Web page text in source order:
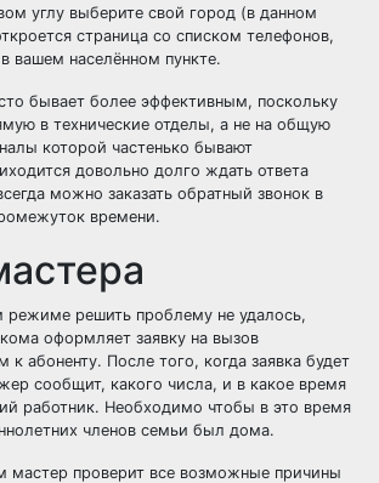
углу выберите свой город (в данном
страница со списком телефонов,
вашем населённом пункте.
бывает более эффективным, поскольку
в технические отделы, а не на общую
которой частенько бывают
довольно долго ждать ответа
можно заказать обратный звонок в
времени.
режиме решить проблему не удалось,
оформляет заявку на вызов
к абоненту. После того, когда заявка будет
сообщит, какого числа, и в какое время
работник. Необходимо чтобы в это время
членов семьи был дома.
мастер проверит все возможные причины